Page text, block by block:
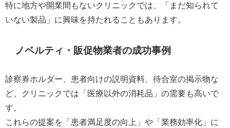
特に地方や開業間もないクリニックでは、「まだ知られて
いない製品」に興味を持たれることもあります。
ノベルティ・販促物業者の成功事例
診察券ホルダー、患者向けの説明資料、待合室の掲示物な
ど、クリニックでは「医療以外の消耗品」の需要も高いで
す。
これらの提案を「患者満足度の向上」や「業務効率化」に